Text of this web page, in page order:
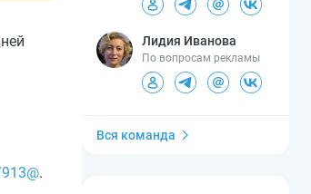
.
Лидия Иванова
По вопросам рекламы
Вся команда